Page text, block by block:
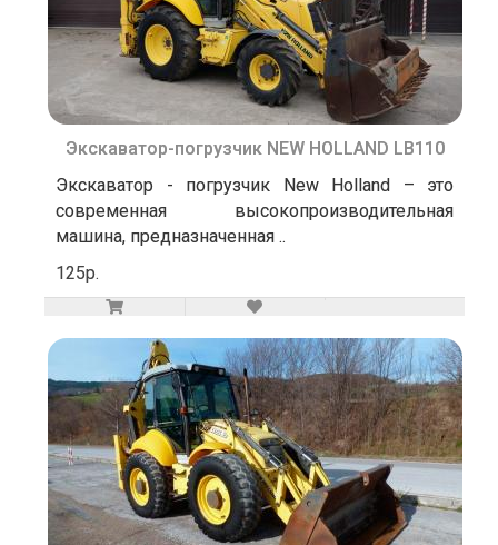
Экскаватор-погрузчик NEW HOLLAND LB110
Экскаватор - погрузчик New Holland – это
современная высокопроизводительная
машина, предназначенная ..
125р.